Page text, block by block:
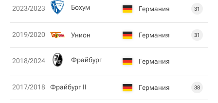
2023/2023 Бохум Германия 31
2019/2020 Унион Германия 31
2018/2024 Фрайбург Германия
2017/2018 Фрайбург II Германия 38